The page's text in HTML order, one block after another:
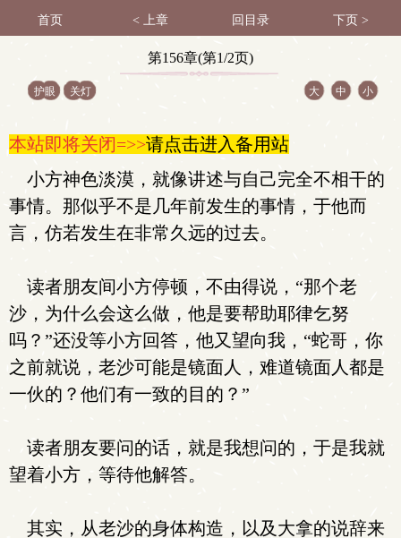
首页 < 上章 回目录 下页 >
第156章(第1/2页)
护眼 关灯 大 中 小
本站即将关闭=>>请点击进入备用站
小方神色淡漠，就像讲述与自己完全不相干的
事情。那似乎不是几年前发生的事情，于他而
言，仿若发生在非常久远的过去。
读者朋友间小方停顿，不由得说，“那个老
沙，为什么会这么做，他是要帮助耶律乞努
吗？”还没等小方回答，他又望向我，“蛇哥，你
之前就说，老沙可能是镜面人，难道镜面人都是
一伙的？他们有一致的目的？”
读者朋友要问的话，就是我想问的，于是我就
望着小方，等待他解答。
其实，从老沙的身体构造，以及大拿的说辞来